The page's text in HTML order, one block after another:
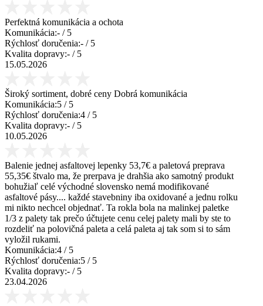
Perfektná komunikácia a ochota
Komunikácia:- / 5
Rýchlosť doručenia:- / 5
Kvalita dopravy:- / 5
15.05.2026
Široký sortiment, dobré ceny Dobrá komunikácia
Komunikácia:5 / 5
Rýchlosť doručenia:4 / 5
Kvalita dopravy:- / 5
10.05.2026
Balenie jednej asfaltovej lepenky 53,7€ a paletová preprava
55,35€ štvalo ma, že prerpava je drahšia ako samotný produkt
bohužiaľ celé východné slovensko nemá modifikované
asfaltové pásy.... každé stavebniny iba oxidované a jednu rolku
mi nikto nechcel objednať. Ta rokla bola na malinkej paletke
1/3 z palety tak prečo účtujete cenu celej palety mali by ste to
rozdeliť na polovičná paleta a celá paleta aj tak som si to sám
vyložil rukami.
Komunikácia:4 / 5
Rýchlosť doručenia:5 / 5
Kvalita dopravy:- / 5
23.04.2026